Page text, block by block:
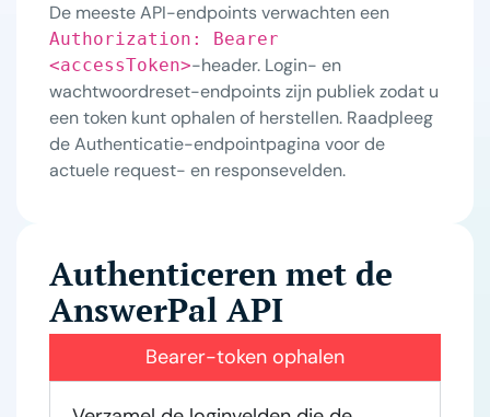
De meeste API-endpoints verwachten een
Authorization: Bearer
<accessToken>-header. Login- en
wachtwoordreset-endpoints zijn publiek zodat u
een token kunt ophalen of herstellen. Raadpleeg
deAuthenticatie-endpointpagina voor de
actuele request- en responsevelden.
Authenticeren met de
AnswerPal API
Bearer-token ophalen